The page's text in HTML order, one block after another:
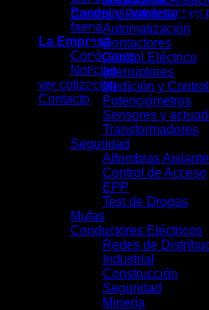
Bandejas antiderrames
faena
La Empresa
Conócenos
Noticias
ver cotización
Contacto
Control y Potencia (41)
Automatización
Contactores
Control Eléctrico
Interruptores
Medición y
Potenciómetros
Sensores y
Transformadores
Seguridad
Alfombras
Control de Acceso
EPP
Test de Drogas
Mufas
Conductores Eléctricos
Redes de
Industrial
Construcción
Seguridad
Minería